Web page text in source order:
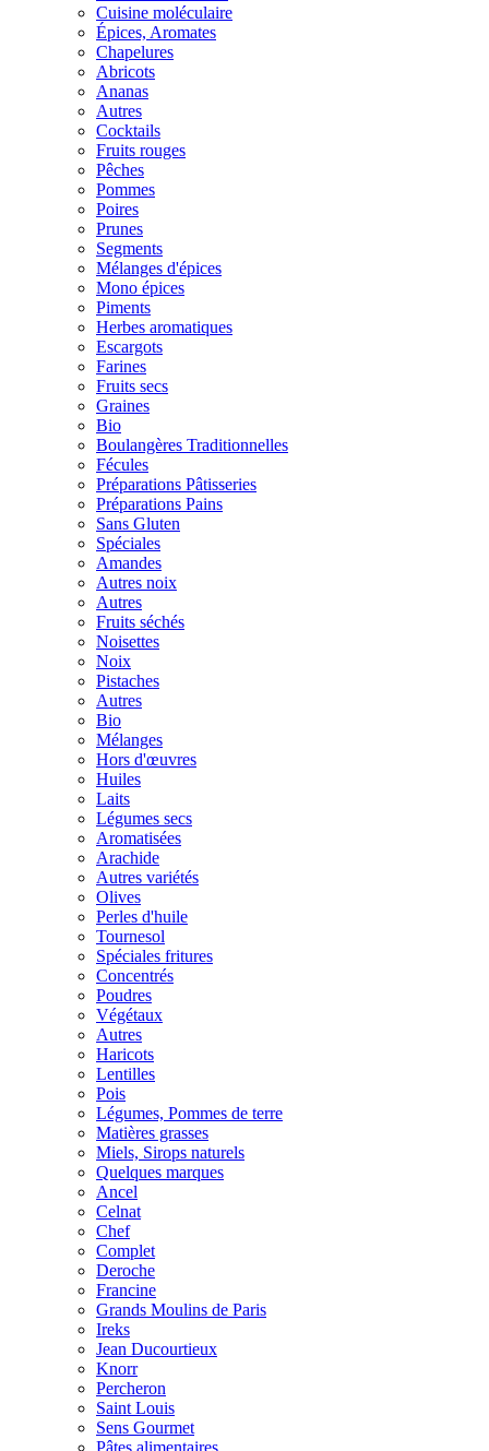
Cuisine moléculaire
Épices, Aromates
Chapelures
Abricots
Ananas
Autres
Cocktails
Fruits rouges
Pêches
Pommes
Poires
Prunes
Segments
Mélanges d'épices
Mono épices
Piments
Herbes aromatiques
Escargots
Farines
Fruits secs
Graines
Bio
Boulangères Traditionnelles
Fécules
Préparations Pâtisseries
Préparations Pains
Sans Gluten
Spéciales
Amandes
Autres noix
Autres
Fruits séchés
Noisettes
Noix
Pistaches
Autres
Bio
Mélanges
Hors d'œuvres
Huiles
Laits
Légumes secs
Aromatisées
Arachide
Autres variétés
Olives
Perles d'huile
Tournesol
Spéciales fritures
Concentrés
Poudres
Végétaux
Autres
Haricots
Lentilles
Pois
Légumes, Pommes de terre
Matières grasses
Miels, Sirops naturels
Quelques marques
Ancel
Celnat
Chef
Complet
Deroche
Francine
Grands Moulins de Paris
Ireks
Jean Ducourtieux
Knorr
Percheron
Saint Louis
Sens Gourmet
Pâtes alimentaires